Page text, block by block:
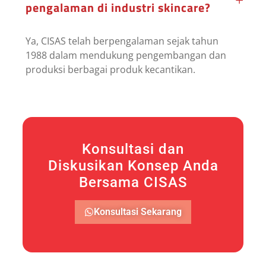
pengalaman di industri skincare?
Ya, CISAS telah berpengalaman sejak tahun
1988 dalam mendukung pengembangan dan
produksi berbagai produk kecantikan.
Konsultasi dan
Diskusikan Konsep Anda
Bersama CISAS
Konsultasi Sekarang